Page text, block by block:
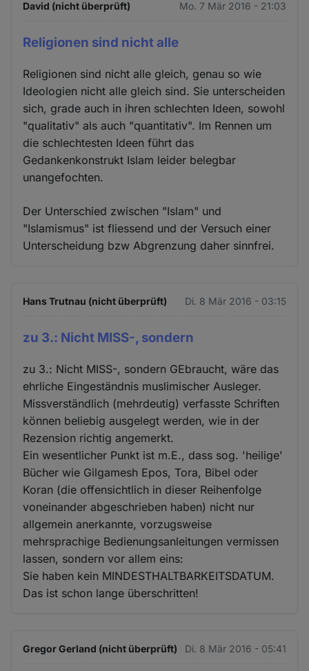
David (nicht überprüft) Mo. 7 Mär 2016 - 21:03
Religionen sind nicht alle
Religionen sind nicht alle gleich, genau so wie
Ideologien nicht alle gleich sind. Sie unterscheiden
sich, grade auch in ihren schlechten Ideen, sowohl
"qualitativ" als auch "quantitativ". Im Rennen um
die schlechtesten Ideen führt das
Gedankenkonstrukt Islam leider belegbar
unangefochten.
Der Unterschied zwischen "Islam" und
"Islamismus" ist fliessend und der Versuch einer
Unterscheidung bzw Abgrenzung daher sinnfrei.
Hans Trutnau (nicht überprüft) Di. 8 Mär 2016 - 03:15
zu 3.: Nicht MISS-, sondern
zu 3.: Nicht MISS-, sondern GEbraucht, wäre das
ehrliche Eingeständnis muslimischer Ausleger.
Missverständlich (mehrdeutig) verfasste Schriften
können beliebig ausgelegt werden, wie in der
Rezension richtig angemerkt.
Ein wesentlicher Punkt ist m.E., dass sog. 'heilige'
Bücher wie Gilgamesh Epos, Tora, Bibel oder
Koran (die offensichtlich in dieser Reihenfolge
voneinander abgeschrieben haben) nicht nur
allgemein anerkannte, vorzugsweise
mehrsprachige Bedienungsanleitungen vermissen
lassen, sondern vor allem eins:
Sie haben kein MINDESTHALTBARKEITSDATUM.
Das ist schon lange überschritten!
Gregor Gerland (nicht überprüft) Di. 8 Mär 2016 - 05:41